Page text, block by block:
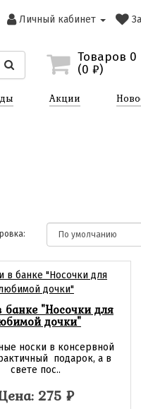
Личный кабинет
Товаров 0
(0 ₽)
Акции
банке "Носочки для
дочки"
носки в консервной
подарок, а в
свете пос..
275 ₽